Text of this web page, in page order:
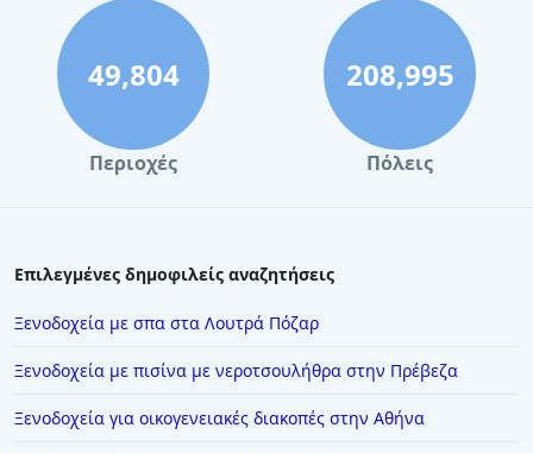
49,804
Περιοχές
208,995
Πόλεις
Επιλεγμένες δημοφιλείς αναζητήσεις
Ξενοδοχεία με σπα στα Λουτρά Πόζαρ
Ξενοδοχεία με πισίνα με νεροτσουλήθρα στην Πρέβεζα
Ξενοδοχεία για οικογενειακές διακοπές στην Αθήνα